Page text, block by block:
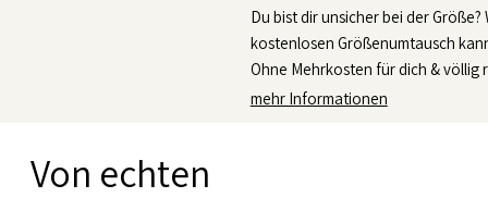
Du bist dir unsicher bei der
kostenlosen Größenumtausch
Ohne Mehrkosten für dich & völlig
mehr Informationen
Von echten